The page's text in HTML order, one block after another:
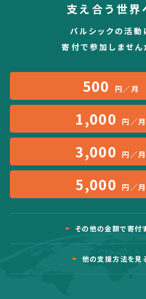
支え合う世界
パルシックの活動
寄付で参加しません
500 円／月
1,000 円／月
3,000 円／月
5,000 円／月
その他の金額で寄付
他の支援方法を見